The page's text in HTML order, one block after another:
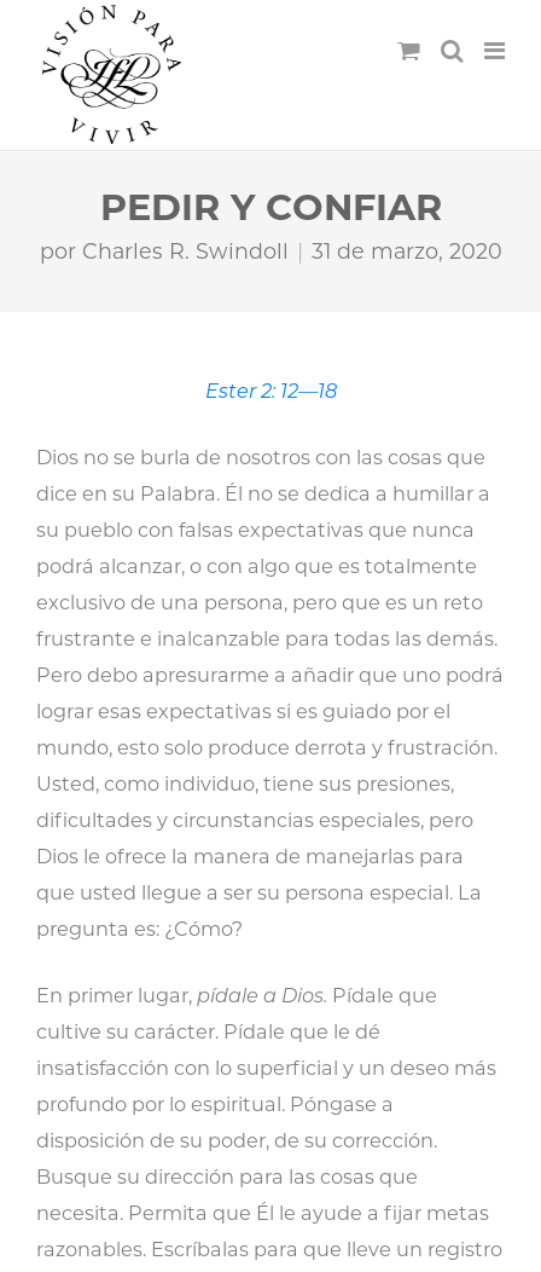
PEDIR Y CONFIAR
por Charles R. Swindoll 31 de marzo, 2020
Ester 2: 12—18
Dios no se burla de nosotros con las cosas que
dice en su Palabra. Él no se dedica a humillar a
su pueblo con falsas expectativas que nunca
podrá alcanzar, o con algo que es totalmente
exclusivo de una persona, pero que es un reto
frustrante e inalcanzable para todas las demás.
Pero debo apresurarme a añadir que uno podrá
lograr esas expectativas si es guiado por el
mundo, esto solo produce derrota y frustración.
Usted, como individuo, tiene sus presiones,
dificultades y circunstancias especiales, pero
Dios le ofrece la manera de manejarlas para
que usted llegue a ser su persona especial. La
pregunta es: ¿Cómo?
En primer lugar, pídale a Dios. Pídale que
cultive su carácter. Pídale que le dé
insatisfacción con lo superficial y un deseo más
profundo por lo espiritual. Póngase a
disposición de su poder, de su corrección.
Busque su dirección para las cosas que
necesita. Permita que Él le ayude a fijar metas
razonables. Escríbalas para que lleve un registro